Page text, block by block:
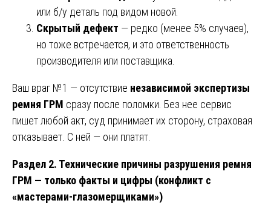
или б/у деталь под видом новой.
Скрытый дефект — редко (менее 5% случаев),
но тоже встречается, и это ответственность
производителя или поставщика.
Ваш враг №1 — отсутствие независимой экспертизы
ремня ГРМ сразу после поломки. Без нее сервис
пишет любой акт, суд принимает их сторону, страховая
отказывает. С ней — они платят.
Раздел 2. Технические причины разрушения ремня
ГРМ — только факты и цифры (конфликт с
«мастерами-глазомерщиками»)